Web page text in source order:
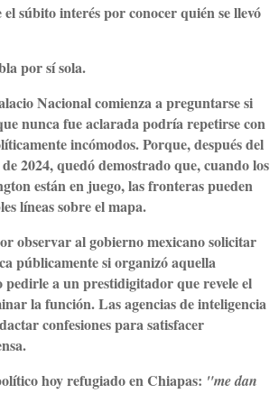
el súbito interés por conocer quién se llevó
por sí sola.
Nacional comienza a preguntarse si
nunca fue aclarada podría repetirse con
incómodos. Porque, después del
2024, quedó demostrado que, cuando los
están en juego, las fronteras pueden
líneas sobre el mapa.
observar al gobierno mexicano solicitar
públicamente si organizó aquella
pedirle a un prestidigitador que revele el
la función. Las agencias de inteligencia
confesiones para satisfacer
hoy refugiado en Chiapas: "me dan